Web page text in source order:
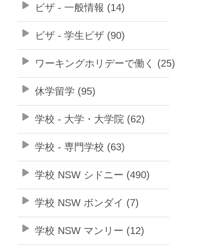
ビザ - 一般情報 (14)
ビザ - 学生ビザ (90)
ワーキングホリデーで働く (25)
休学留学 (95)
学校 - 大学・大学院 (62)
学校 - 専門学校 (63)
学校 NSW シドニー (490)
学校 NSW ボンダイ (7)
学校 NSW マンリー (12)